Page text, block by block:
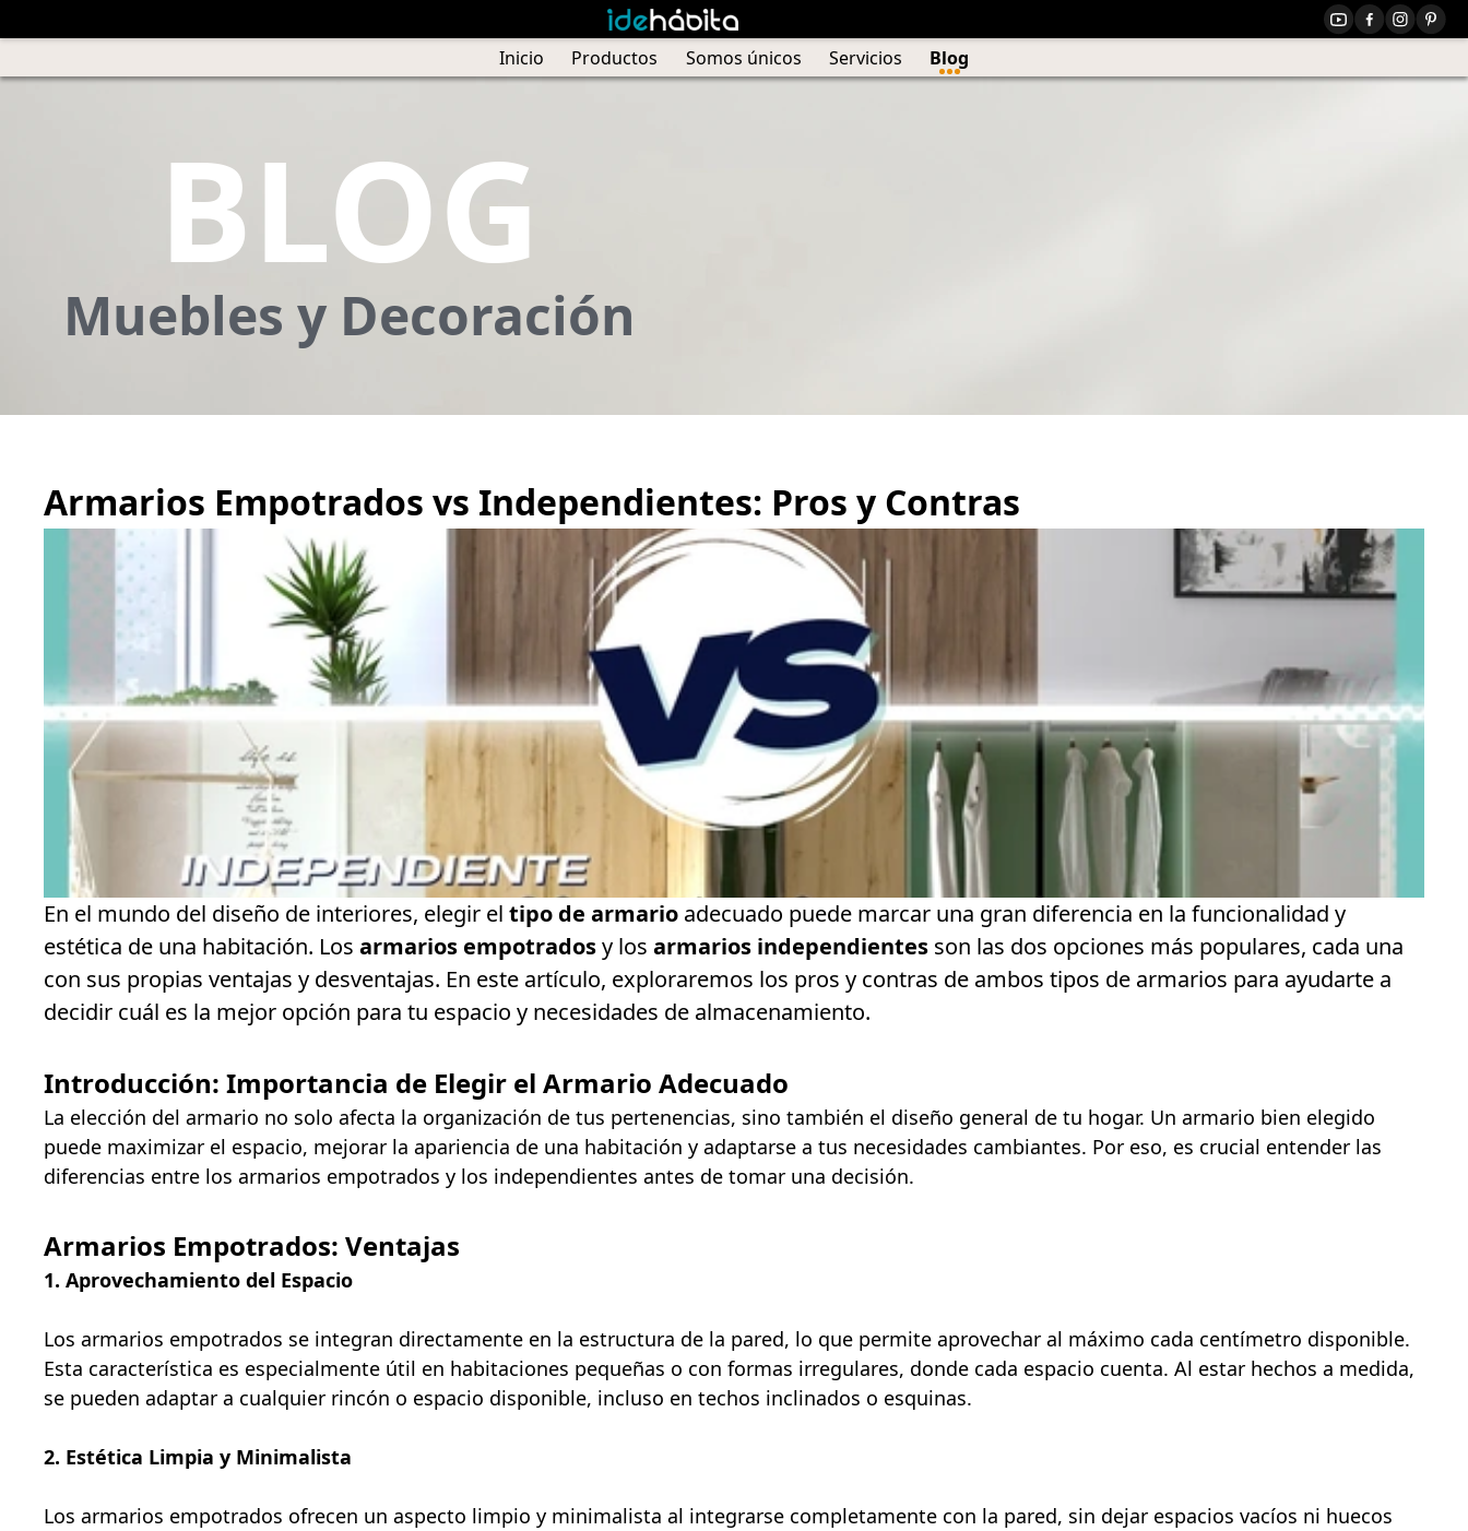
Inicio Productos Somos únicos Servicios Blog
BLOG
Muebles y Decoración
Armarios Empotrados vs Independientes: Pros y Contras
En el mundo del diseño de interiores, elegir el tipo de armario adecuado puede marcar una gran diferencia en la funcionalidad y
estética de una habitación. Los armarios empotradosy los armarios independientes son las dos opciones más populares, cada una
con sus propias ventajas y desventajas. En este artículo, exploraremos los pros y contras de ambos tipos de armarios para ayudarte a
decidir cuál es la mejor opción para tu espacio y necesidades de almacenamiento.
Introducción: Importancia de Elegir el Armario Adecuado
La elección del armario no solo afecta la organización de tus pertenencias, sino también el diseño general de tu hogar. Un armario bien elegido
puede maximizar el espacio, mejorar la apariencia de una habitación y adaptarse a tus necesidades cambiantes. Por eso, es crucial entender las
diferencias entre los armarios empotrados y los independientes antes de tomar una decisión.
Armarios Empotrados: Ventajas
1. Aprovechamiento del Espacio
Los armarios empotrados se integran directamente en la estructura de la pared, lo que permite aprovechar al máximo cada centímetro disponible.
Esta característica es especialmente útil en habitaciones pequeñas o con formas irregulares, donde cada espacio cuenta. Al estar hechos a medida,
se pueden adaptar a cualquier rincón o espacio disponible, incluso en techos inclinados o esquinas.
2. Estética Limpia y Minimalista
Los armarios empotrados ofrecen un aspecto limpio y minimalista al integrarse completamente con la pared, sin dejar espacios vacíos ni huecos